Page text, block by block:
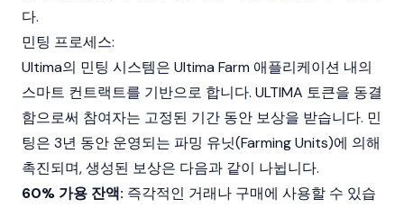
다.
민팅 프로세스:
Ultima의 민팅 시스템은 Ultima Farm 애플리케이션 내의
스마트 컨트랙트를 기반으로 합니다. ULTIMA 토큰을 동결
함으로써 참여자는 고정된 기간 동안 보상을 받습니다. 민
팅은 3년 동안 운영되는 파밍 유닛(Farming Units)에 의해
촉진되며, 생성된 보상은 다음과 같이 나뉩니다.
60% 가용 잔액: 즉각적인 거래나 구매에 사용할 수 있습